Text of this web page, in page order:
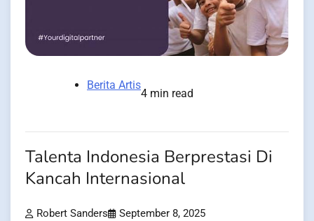
Berita Artis
4 min read
Talenta Indonesia Berprestasi Di
Kancah Internasional
Robert Sanders September 8, 2025